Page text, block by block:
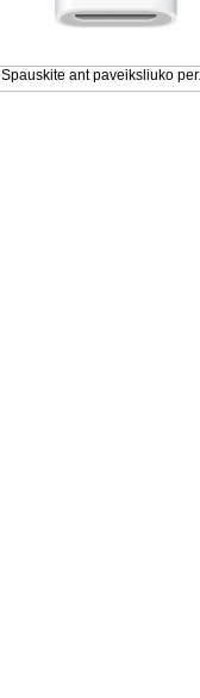
Spauskite ant paveiksliuko